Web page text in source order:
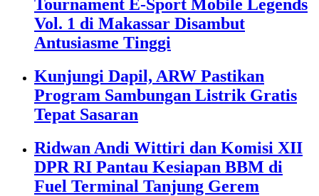
Tournament E-Sport Mobile Legends
Vol. 1 di Makassar Disambut
Antusiasme Tinggi
Kunjungi Dapil, ARW Pastikan
Program Sambungan Listrik Gratis
Tepat Sasaran
Ridwan Andi Wittiri dan Komisi XII
DPR RI Pantau Kesiapan BBM di
Fuel Terminal Tanjung Gerem